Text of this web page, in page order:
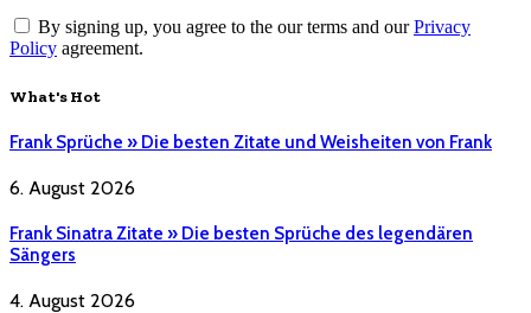
By signing up, you agree to the our terms and ourPrivacy
Policy agreement.
What's Hot
Frank Sprüche » Die besten Zitate und Weisheiten von Frank
6. August 2026
Frank Sinatra Zitate » Die besten Sprüche des legendären
Sängers
4. August 2026